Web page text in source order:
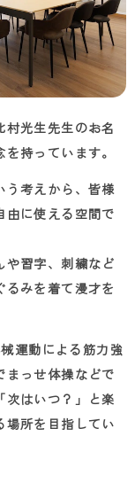
光生先生のお名
持っています。
う考えから、皆様
由に使える空間で
や習字、刺繍など
みを着て漫才を
運動による筋力強
まっせ体操などで
次はいつ？」と楽
場所を目指してい